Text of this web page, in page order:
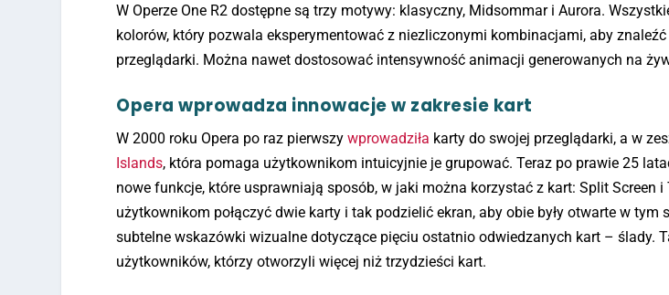
W Operze One R2 dostępne są trzy motywy: klasyczny, Midsommar i Aurora.
kolorów, który pozwala eksperymentować z niezliczonymi kombinacjami, aby
przeglądarki. Można nawet dostosować intensywność animacji generowanych na
Opera wprowadza innowacje w zakresie kart
W 2000 roku Opera po raz pierwszywprowadziła karty do swojej przeglądarki, a w
Islands, która pomaga użytkownikom intuicyjnie je grupować. Teraz po prawie 25
nowe funkcje, które usprawniają sposób, w jaki można korzystać z kart: Split Screen i
użytkownikom połączyć dwie karty i tak podzielić ekran, aby obie były otwarte w tym
subtelne wskazówki wizualne dotyczące pięciu ostatnio odwiedzanych kart – ślady.
użytkowników, którzy otworzyli więcej niż trzydzieści kart.